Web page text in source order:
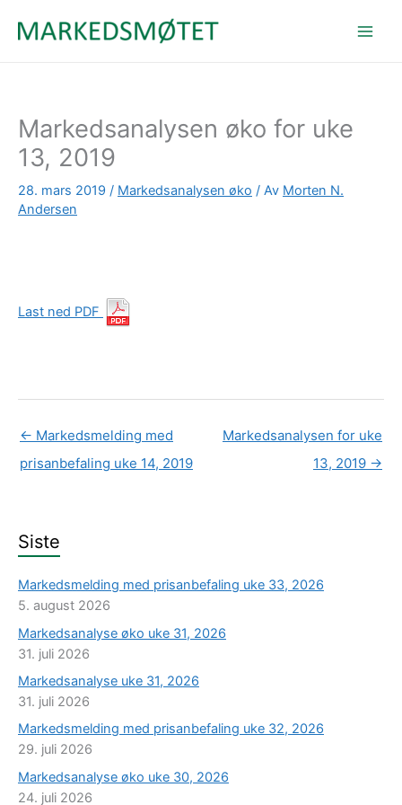
Markedsanalysen øko for uke
13, 2019
28. mars 2019 / Markedsanalysen øko / Av Morten N.
Andersen
Last ned PDF
← Markedsmelding med
prisanbefaling uke 14, 2019
Markedsanalysen for uke
13, 2019 →
Siste
Markedsmelding med prisanbefaling uke 33, 2026
5. august 2026
Markedsanalyse øko uke 31, 2026
31. juli 2026
Markedsanalyse uke 31, 2026
31. juli 2026
Markedsmelding med prisanbefaling uke 32, 2026
29. juli 2026
Markedsanalyse øko uke 30, 2026
24. juli 2026